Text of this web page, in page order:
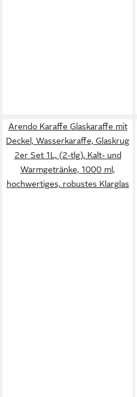
Arendo Karaffe Glaskaraffe mit
Deckel, Wasserkaraffe, Glaskrug
2er Set 1L, (2-tlg), Kalt- und
Warmgetränke, 1000 ml,
hochwertiges, robustes Klarglas